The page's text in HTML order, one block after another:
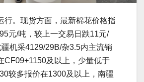
行。现货方面，最新棉花价格指
元/吨，较上一交易日跌11元/
机采4129/29B/杂3.5内主流销
CF09+1150及以上，少量低于
较多报价在1300及以上，南疆